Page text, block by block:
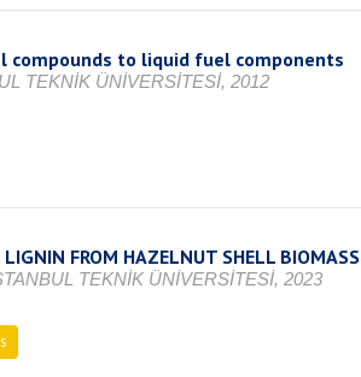
compounds to liquid fuel components
TEKNİK ÜNİVERSİTESİ, 2012
FROM HAZELNUT SHELL BIOMASS
TEKNİK ÜNİVERSİTESİ, 2023